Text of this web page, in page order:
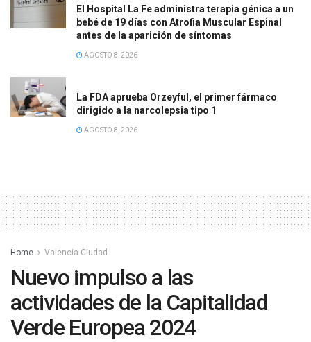
El Hospital La Fe administra terapia génica a un
bebé de 19 días con Atrofia Muscular Espinal
antes de la aparición de síntomas
AGOSTO 8, 2026
La FDA aprueba Orzeyful, el primer fármaco
dirigido a la narcolepsia tipo 1
AGOSTO 8, 2026
Home Valencia Ciudad
Nuevo impulso a las
actividades de la Capitalidad
Verde Europea 2024